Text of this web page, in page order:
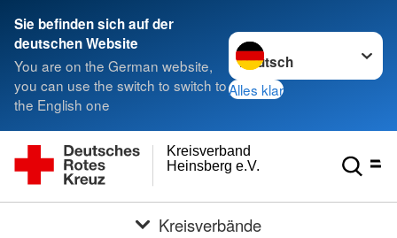
Sie befinden sich auf der
deutschen Website
You are on the German website,
you can use the switch to switch to
the English one
Sprache wechseln zu
Alles klar
Heinsberg e.V.
Kreisverband
Kreisverbände